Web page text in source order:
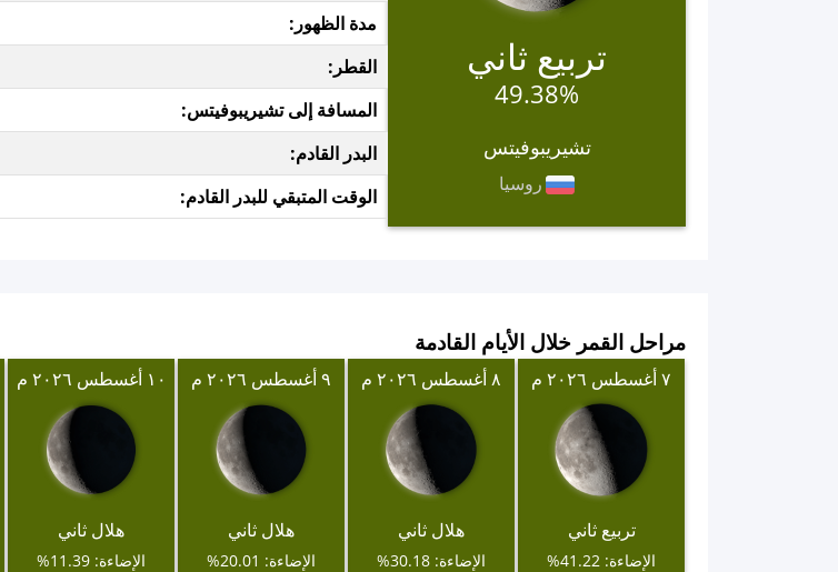
تربيع ثاني
49.38%
تشيريبوفيتس
روسيا
مدة الظهور:
القطر:
المسافة إلى تشيريبوفيتس:
البدر القادم:
الوقت المتبقي للبدر القادم:
مراحل القمر خلال الأيام القادمة
٧ أغسطس ٢٠٢٦ م
تربيع ثاني
الإضاءة: 41.22%
٨ أغسطس ٢٠٢٦ م
هلال ثاني
الإضاءة: 30.18%
٩ أغسطس ٢٠٢٦ م
هلال ثاني
الإضاءة: 20.01%
١٠ أغسطس ٢٠٢٦ م
هلال ثاني
الإضاءة: 11.39%